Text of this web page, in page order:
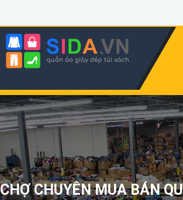
CHỢ CHUYÊN MUA BÁN